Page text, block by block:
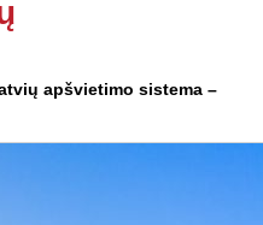
apšvietimo sistema –